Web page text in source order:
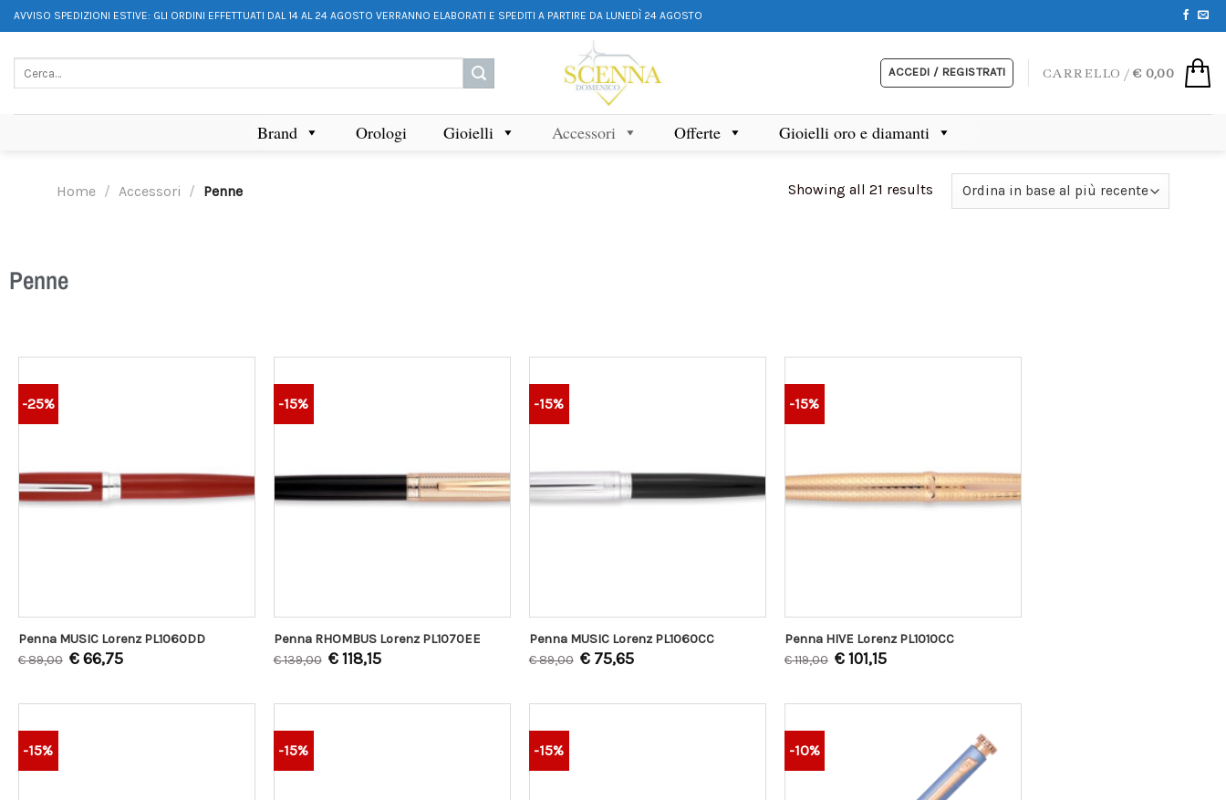
AVVISO SPEDIZIONI ESTIVE: GLI ORDINI EFFETTUATI DAL 14 AL 24 AGOSTO VERRANNO ELABORATI E SPEDITI A PARTIRE DA LUNEDÌ 24 AGOSTO
ACCEDI / REGISTRATI CARRELLO /€ 0,00
Brand Orologi Gioielli Accessori Offerte Gioielli oro e diamanti
Home / Accessori / Penne Showing all 21 results
Penne
-25%
Penna MUSIC Lorenz PL1060DD
€89,00 €66,75
-15%
Penna RHOMBUS Lorenz PL1070EE
€139,00 €118,15
-15%
Penna MUSIC Lorenz PL1060CC
€89,00 € 75,65
-15%
Penna HIVE Lorenz PL1010CC
€119,00 €101,15
-15% -15% -15% -10%